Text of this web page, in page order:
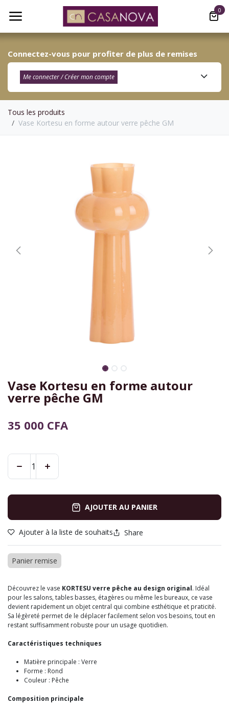
0
Connectez-vous pour profiter de plus de remises
Me connecter / Créer mon compte​
Tous les produits
Vase Kortesu en forme autour verre pêche GM
Vase Kortesu en forme autour
verre pêche GM
35 000 CFA
AJOUTER AU PANIER
Ajouter à la liste de souhaits Share
Panier remise
Découvrez le vase KORTESU verre pêche au design original. Idéal
pour les salons, tables basses, étagères ou même les bureaux, ce vase
devient rapidement un objet central qui combine esthétique et praticité.
Sa légèreté permet de le déplacer facilement selon vos besoins, tout en
restant suffisamment robuste pour un usage quotidien.
Caractéristiques techniques
Matière principale : Verre
Forme : Rond
Couleur : Pêche
Composition principale